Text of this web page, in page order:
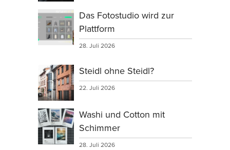
Das Fotostudio wird zur
Plattform
28. Juli 2026
Steidl ohne Steidl?
22. Juli 2026
Washi und Cotton mit
Schimmer
28. Juli 2026